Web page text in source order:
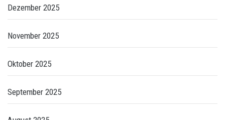
Dezember 2025
November 2025
Oktober 2025
September 2025